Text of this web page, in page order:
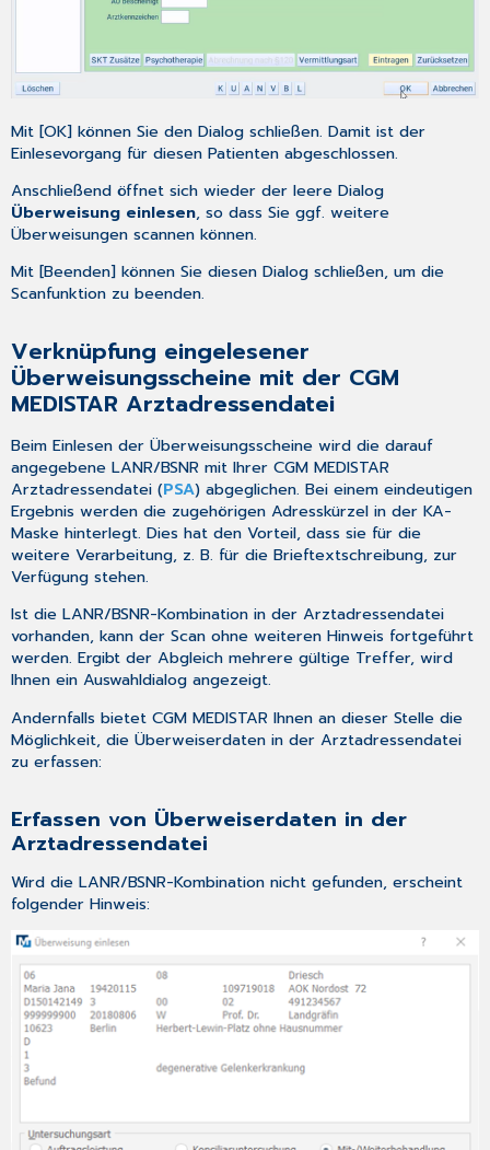
Mit [OK] können Sie den Dialog schließen. Damit ist der
Einlesevorgang für diesen Patienten abgeschlossen.
Anschließend öffnet sich wieder der leere Dialog
Überweisung einlesen, so dass Sie ggf. weitere
Überweisungen scannen können.
Mit [Beenden] können Sie diesen Dialog schließen, um die
Scanfunktion zu beenden.
Verknüpfung eingelesener
Überweisungsscheine mit der CGM
MEDISTAR Arztadressendatei
Beim Einlesen der Überweisungsscheine wird die darauf
angegebene LANR/BSNR mit Ihrer CGM MEDISTAR
Arztadressendatei (PSA) abgeglichen. Bei einem eindeutigen
Ergebnis werden die zugehörigen Adresskürzel in derKA-
Maske hinterlegt. Dies hat den Vorteil, dass sie für die
weitere Verarbeitung, z. B. für die Brieftextschreibung, zur
Verfügung stehen.
Ist die LANR/BSNR-Kombination in der Arztadressendatei
vorhanden, kann der Scan ohne weiteren Hinweis fortgeführt
werden. Ergibt der Abgleich mehrere gültige Treffer, wird
Ihnen ein Auswahldialog angezeigt.
Andernfalls bietet CGM MEDISTAR Ihnen an dieser Stelle die
Möglichkeit, die Überweiserdaten in der Arztadressendatei
zu erfassen:
Erfassen von Überweiserdaten in der
Arztadressendatei
Wird die LANR/BSNR-Kombination nicht gefunden, erscheint
folgender Hinweis: